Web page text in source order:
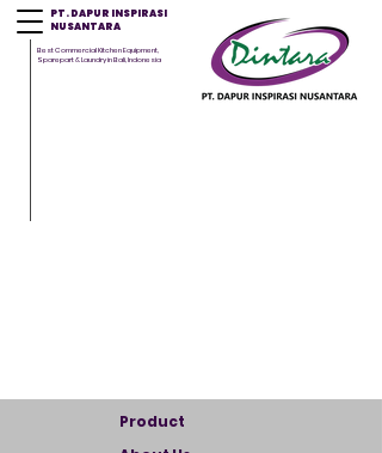
PT. DAPUR INSPIRASI
NUSANTARA
Best Commercial Kitchen Equipment,
Sparepart & Laundry in Bali, Indonesia
Product